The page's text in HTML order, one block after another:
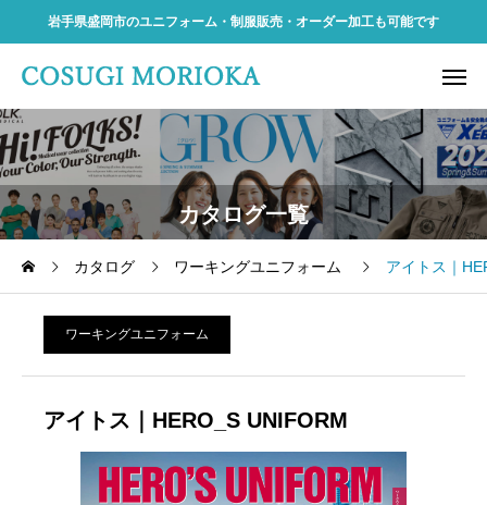
岩手県盛岡市のユニフォーム・制服販売・オーダー加工も可能です
カタログ一覧
カタログ ワーキングユニフォーム アイトス｜
ワーキングユニフォーム
アイトス｜HERO_S UNIFORM